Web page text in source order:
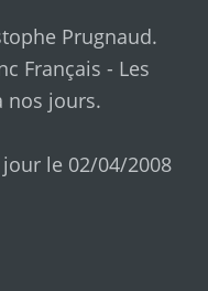
Prugnaud.
Français - Les
nos jours.
le 02/04/2008